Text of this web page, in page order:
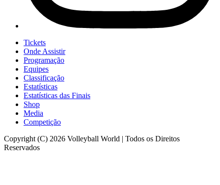
Tickets
Onde Assistir
Programação
Equipes
Classificação
Estatísticas
Estatísticas das Finais
Shop
Media
Competição
Copyright (C) 2026 Volleyball World | Todos os Direitos
Reservados